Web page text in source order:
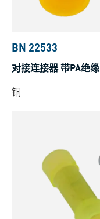
BN 22533
对接连接器 带PA绝缘
铜